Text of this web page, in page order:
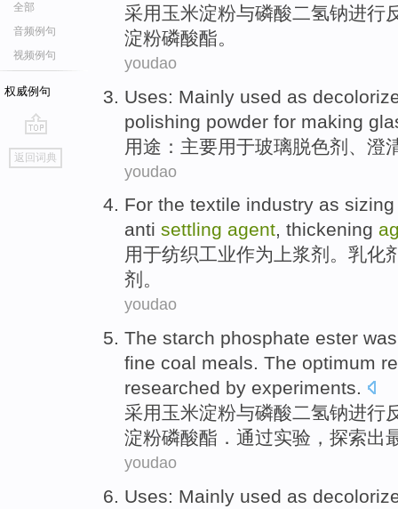
全部
音频例句
视频例句
权威例句
go
top
返回词典
采用玉米淀粉与磷酸二氢钠进行
淀粉磷酸酯。
youdao
Uses: Mainly used as
polishing powder for making
用途 ： 主要用于玻璃脱色剂 澄
youdao
For the textile industry as sizing
anti settling agent, thickening
用于纺织工业作为 上浆剂 。 乳化
剂。
youdao
The starch phosphate ester
fine coal meals. The optimum
researched by experiments.
采用玉米淀粉与磷酸二氢钠进行
淀粉磷酸酯． 通过实验，探索出
youdao
Uses: Mainly used as